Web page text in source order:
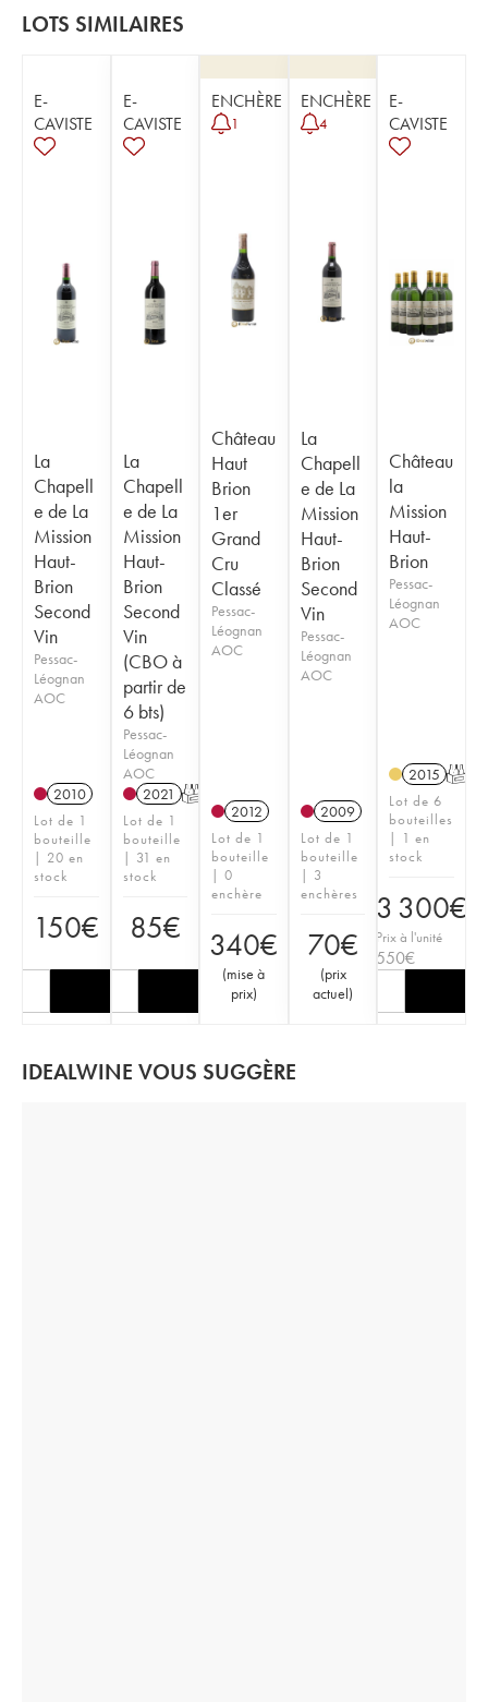
LOTS SIMILAIRES
E-
CAVISTE
La
Chapell
e de La
Mission
Haut-
Brion
Second
Vin
Pessac-
Léognan
AOC
2010
Lot de 1
bouteille
| 20 en
stock
150€
E-
CAVISTE
La
Chapell
e de La
Mission
Haut-
Brion
Second
Vin
(CBO à
partir de
6 bts)
Pessac-
Léognan
AOC
2021 T
Lot de 1
bouteille
| 31 en
stock
85€
ENCHÈRE
1
Château
Haut
Brion
1er
Grand
Cru
Classé
Pessac-
Léognan
AOC
2012
Lot de 1
bouteille
| 0
enchère
340€
(mise à
prix)
ENCHÈRE
4
La
Chapell
e de La
Mission
Haut-
Brion
Second
Vin
Pessac-
Léognan
AOC
2009
Lot de 1
bouteille
| 3
enchères
70€
(prix
actuel)
E-
CAVISTE
Château
la
Mission
Haut-
Brion
Pessac-
Léognan
AOC
2015 T
Lot de 6
bouteilles
| 1 en
stock
3 300€
Prix à l'unité
550€
IDEALWINE VOUS SUGGÈRE